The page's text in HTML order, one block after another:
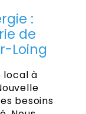
:
de
Loing
local à
besoins